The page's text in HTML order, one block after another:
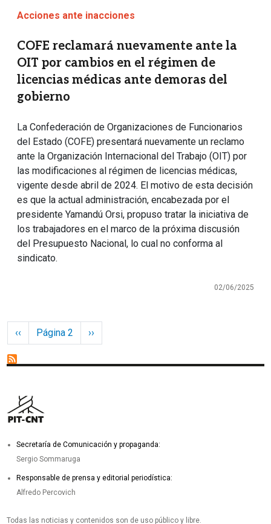
Acciones ante inacciones
COFE reclamará nuevamente ante la
OIT por cambios en el régimen de
licencias médicas ante demoras del
gobierno
La Confederación de Organizaciones de Funcionarios
del Estado (COFE) presentará nuevamente un reclamo
ante la Organización Internacional del Trabajo (OIT) por
las modificaciones al régimen de licencias médicas,
vigente desde abril de 2024. El motivo de esta decisión
es que la actual administración, encabezada por el
presidente Yamandú Orsi, propuso tratar la iniciativa de
los trabajadores en el marco de la próxima discusión
del Presupuesto Nacional, lo cual no conforma al
sindicato.
02/06/2025
Paginación
Página anterior
‹‹ Página 2 Siguiente página
››
Secretaría de Comunicación y propaganda:
Sergio Sommaruga
Responsable de prensa y editorial periodística:
Alfredo Percovich
Todas las noticias y contenidos son de uso público y libre.